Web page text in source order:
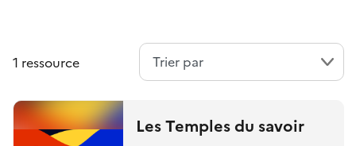
1 ressource
Les Temples du savoir